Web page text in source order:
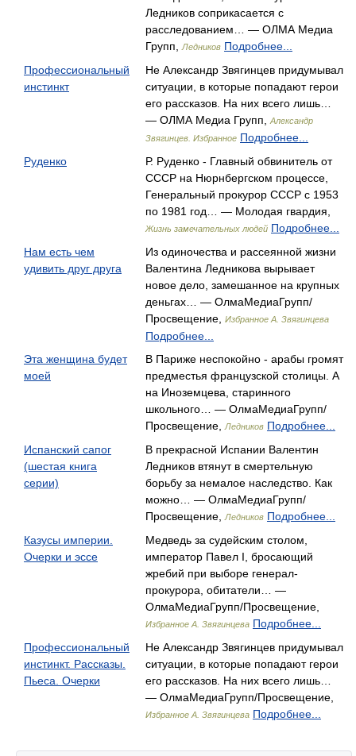
Ледников соприкасается с
расследованием… — ОЛМА Медиа
Групп,
Ледников Подробнее...
Профессиональный
инстинкт
Не Александр Звягинцев придумывал
ситуации, в которые попадают герои
его рассказов. На них всего лишь…
— ОЛМА Медиа Групп,
Александр
Звягинцев. Избранное Подробнее...
Руденко
Р. Руденко - Главный обвинитель от
СССР на Нюрнбергском процессе,
Генеральный прокурор СССР с 1953
по 1981 год… — Молодая гвардия,
Жизнь замечательных людей Подробнее...
Нам есть чем
удивить друг друга
Из одиночества и рассеянной жизни
Валентина Ледникова вырывает
новое дело, замешанное на крупных
деньгах… — ОлмаМедиаГрупп/
Просвещение,
Избранное А. Звягинцева
Подробнее...
Эта женщина будет
моей
В Париже неспокойно - арабы громят
предместья французской столицы. А
на Иноземцева, старинного
школьного… — ОлмаМедиаГрупп/
Просвещение,
Ледников Подробнее...
Испанский сапог
(шестая книга
серии)
В прекрасной Испании Валентин
Ледников втянут в смертельную
борьбу за немалое наследство. Как
можно… — ОлмаМедиаГрупп/
Просвещение,
Ледников Подробнее...
Казусы империи.
Очерки и эссе
Медведь за судейским столом,
император Павел I, бросающий
жребий при выборе генерал-
прокурора, обитатели… —
ОлмаМедиаГрупп/Просвещение,
Избранное А. Звягинцева Подробнее...
Профессиональный
инстинкт. Рассказы.
Пьеса. Очерки
Не Александр Звягинцев придумывал
ситуации, в которые попадают герои
его рассказов. На них всего лишь…
— ОлмаМедиаГрупп/Просвещение,
Избранное А. Звягинцева Подробнее...